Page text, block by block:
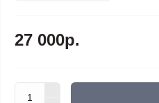
27 000р.